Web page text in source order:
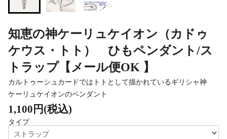
知恵の神ケーリュケイオン（カドゥ
ケウス・トト） ひもペンダント/ス
トラップ【メール便OK 】
カルトゥーシュカードではトトとして描かれているギリシャ神
ケーリュケイオンのペンダント
1,100円(税込)
タイプ